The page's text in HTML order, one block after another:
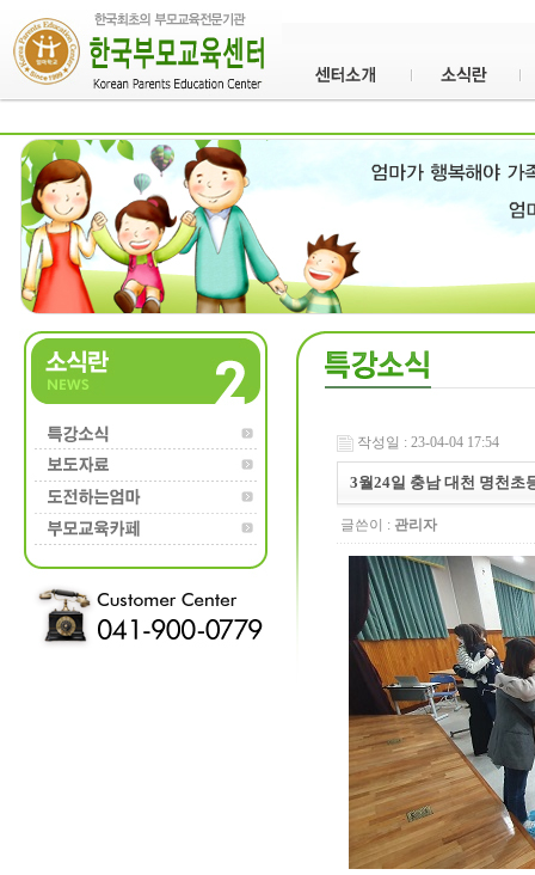
작성일 : 23-04-04 17:54
3월24일 충남 대천 명천초
글쓴이 : 관리자